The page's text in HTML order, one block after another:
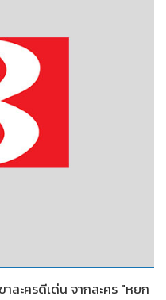
ละครดีเด่น จากละคร "หยก